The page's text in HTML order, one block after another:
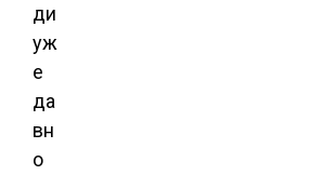
ди
уж
е
да
вн
о